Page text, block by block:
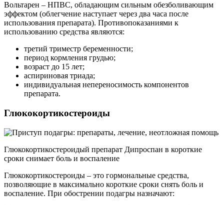
Вольтарен – НПВС, обладающим сильным обезболивающим
эффектом (облегчение наступает через два часа после
использования препарата). Противопоказаниями к
использованию средства являются:
третий триместр беременности;
период кормления грудью;
возраст до 15 лет;
аспириновая триада;
индивидуальная непереносимость компонентов
препарата.
Глюкокортикостероиды
Глюкокортикостероидый препарат Дипроспан в короткие
сроки снимает боль и воспаление
Глюкокортикостероиды – это гормональные средства,
позволяющие в максимально короткие сроки снять боль и
воспаление. При обострении подагры назначают: